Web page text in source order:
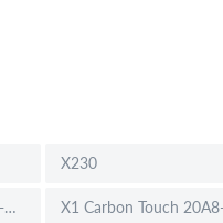
X230
X1 Carbon Touch 20A7-002DGE (14")